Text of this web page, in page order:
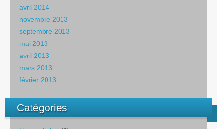
avril 2014
novembre 2013
septembre 2013
mai 2013
avril 2013
mars 2013
février 2013
Catégories